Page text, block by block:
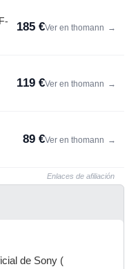
185 €Ver en thomann →
119 €Ver en thomann →
89 €Ver en thomann →
Enlaces de afiliación
de Sony (